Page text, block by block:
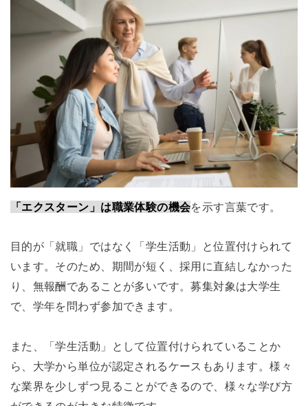
「エクスターン」は職業体験の機会を示す言葉です。
目的が「就職」ではなく「学生活動」と位置付けられて
います。そのため、 期間が短く、採用に直結しなかった
り、 無報酬であることが多いです。募集対象は大学生
で、学年を問わず参加できます。
また、「学生活動」として位置付けられていることか
ら、大学から単位が認定されるケースもあります。様々
な業界を少しずつ見ることができるので、様々な学び方